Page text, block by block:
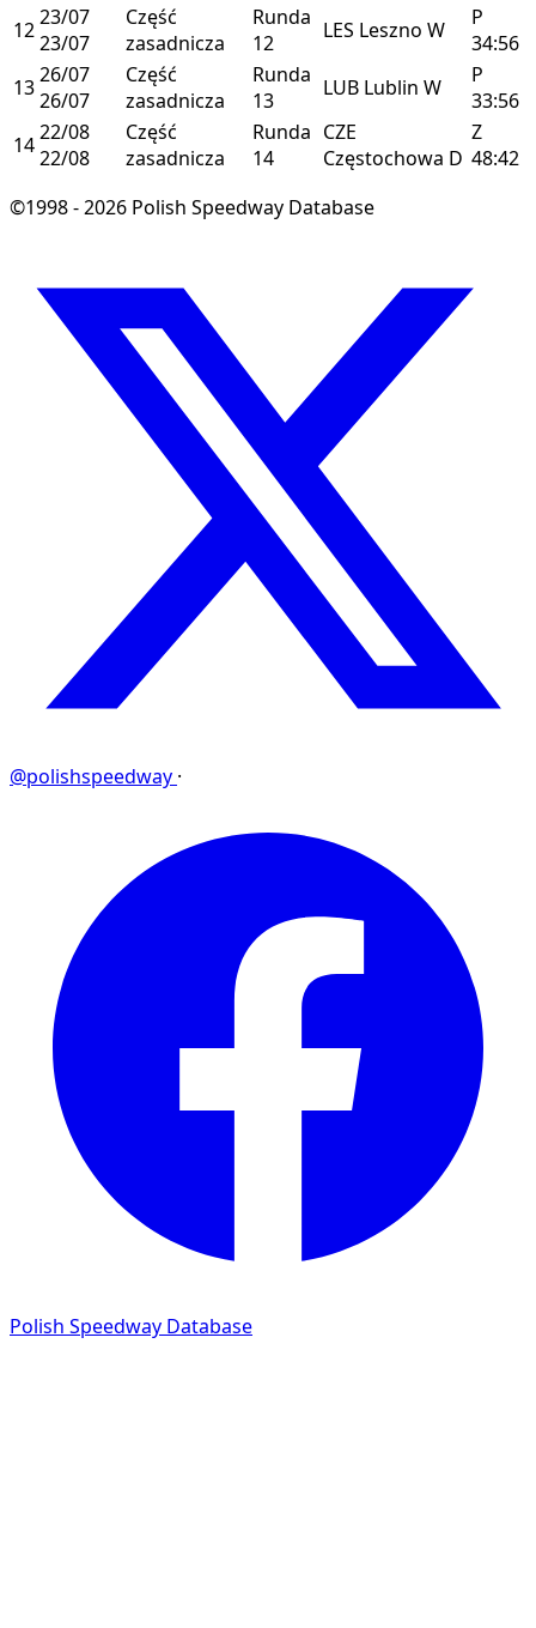
1223/07
23/07
Część
zasadnicza
Runda
12
LES Leszno W
P
34:56
1326/07
26/07
Część
zasadnicza
Runda
13
LUB Lublin W
P
33:56
1422/08
22/08
Część
zasadnicza
Runda
14
CZE
Częstochowa D
Z
48:42
©1998 - 2026 Polish Speedway Database
@polishspeedway ·
Polish Speedway Database